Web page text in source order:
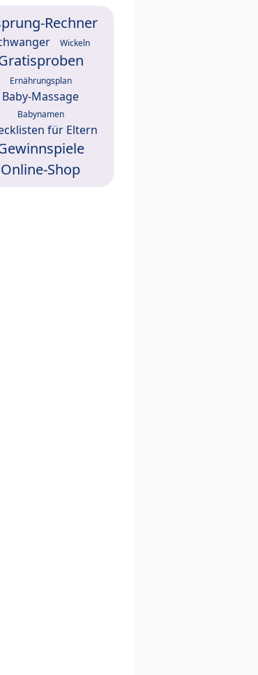
Rechner
Wickeln
Ernährungsplan
Baby-Massage
Babynamen
für Eltern
Online-Shop